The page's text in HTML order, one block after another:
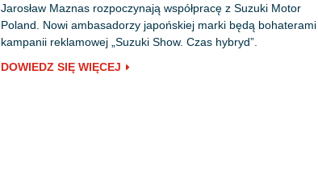
Jarosław Maznas rozpoczynają współpracę z Suzuki Motor
Poland. Nowi ambasadorzy japońskiej marki będą bohaterami
kampanii reklamowej „Suzuki Show. Czas hybryd”.
DOWIEDZ SIĘ WIĘCEJ